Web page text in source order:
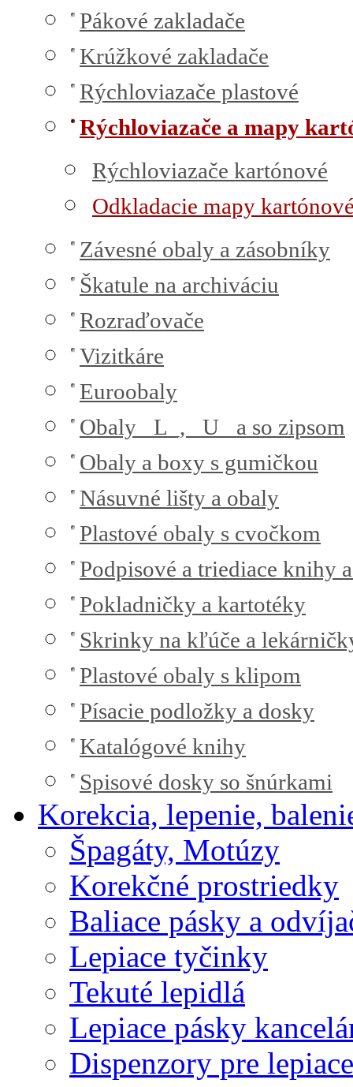
Pákové zakladače
Krúžkové zakladače
Rýchloviazače plastové
Rýchloviazače a mapy
Rýchloviazače kartónové
Odkladacie mapy
Závesné obaly a zásobníky
Škatule na archiváciu
Rozraďovače
Vizitkáre
Euroobaly
Obaly _L_, _U_ a so zipsom
Obaly a boxy s gumičkou
Násuvné lišty a obaly
Plastové obaly s cvočkom
Podpisové a triediace knihy
Pokladničky a kartotéky
Skrinky na kľúče a
Plastové obaly s klipom
Písacie podložky a dosky
Katalógové knihy
Spisové dosky so šnúrkami
Korekcia, lepenie,
Špagáty, Motúzy
Korekčné prostriedky
Baliace pásky a
Lepiace tyčinky
Tekuté lepidlá
Lepiace pásky
Dispenzory pre